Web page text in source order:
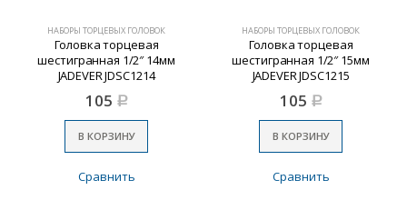
НАБОРЫ ТОРЦЕВЫХ ГОЛОВОК
Головка торцевая
шестигранная 1/2″ 14мм
JADEVER JDSC1214
105 Р
В КОРЗИНУ
Сравнить
НАБОРЫ ТОРЦЕВЫХ ГОЛОВОК
Головка торцевая
шестигранная 1/2″ 15мм
JADEVER JDSC1215
105 Р
В КОРЗИНУ
Сравнить